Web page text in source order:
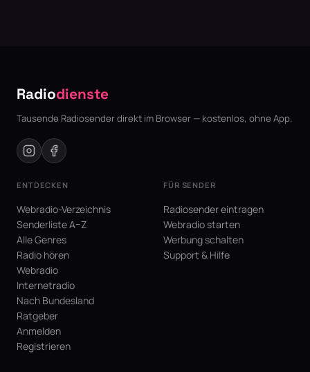
Radiodienste
Tausende Radiosender direkt im Browser — kostenlos, ohne App.
ENTDECKEN
Webradio-Verzeichnis
Senderliste A–Z
Alle Genres
Radio hören
Webradio
Internetradio
Nach Bundesland
Ratgeber
Anmelden
Registrieren
FÜR SENDER
Radiosender eintragen
Webradio starten
Werbung schalten
Support & Hilfe